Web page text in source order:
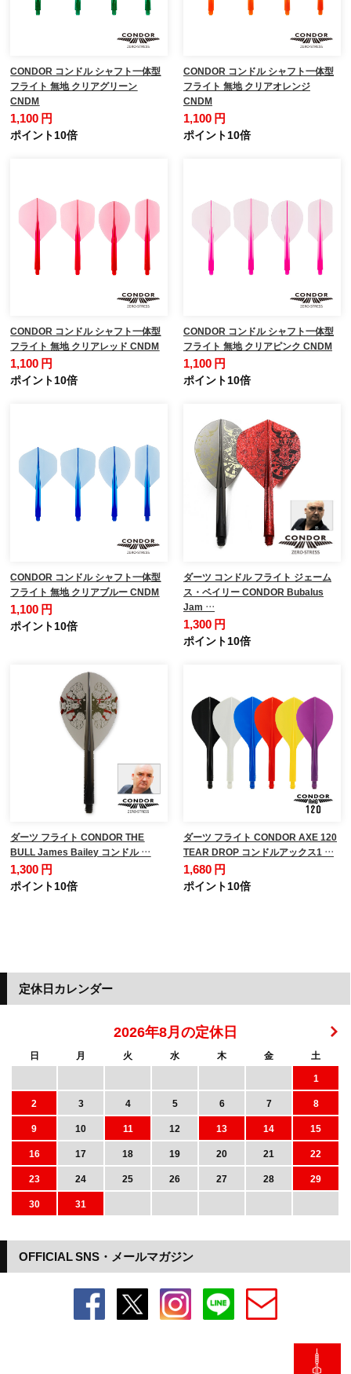
CONDOR コンドル シャフト一体型
フライト 無地 クリアグリーン
CNDM
1,100 円
ポイント10倍
CONDOR コンドル シャフト一体型
フライト 無地 クリアオレンジ
CNDM
1,100 円
ポイント10倍
CONDOR コンドル シャフト一体型
フライト 無地 クリアレッド CNDM
1,100 円
ポイント10倍
CONDOR コンドル シャフト一体型
フライト 無地 クリアピンク CNDM
1,100 円
ポイント10倍
CONDOR コンドル シャフト一体型
フライト 無地 クリアブルー CNDM
1,100 円
ポイント10倍
ダーツ コンドル フライト ジェーム
ス・ベイリー CONDOR Bubalus
Jam …
1,300 円
ポイント10倍
ダーツ フライト CONDOR THE
BULL James Bailey コンドル …
1,300 円
ポイント10倍
ダーツ フライト CONDOR AXE 120
TEAR DROP コンドルアックス1 …
1,680 円
ポイント10倍
OFFICIAL SNS・メールマガジン
定休日カレンダー
2026年8月の定休日
日 月 火 水 木 金
土
1
2
3 4 5 6 7
8
9
10 11 12 13 14
15
16
17 18 19 20 21
22
23
24 25 26 27 28
29
30
31